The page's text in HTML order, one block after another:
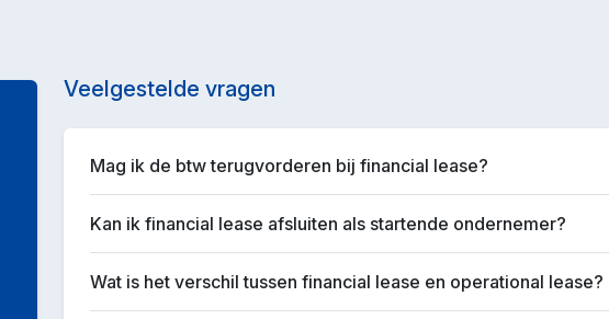
Veelgestelde vragen
Mag ik de btw terugvorderen bij financial lease?
Kan ik financial lease afsluiten als startende ondernemer?
Wat is het verschil tussen financial lease en operational lease?